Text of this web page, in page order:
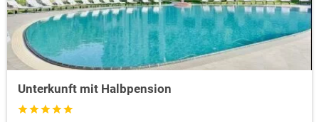
Unterkunft mit Halbpension